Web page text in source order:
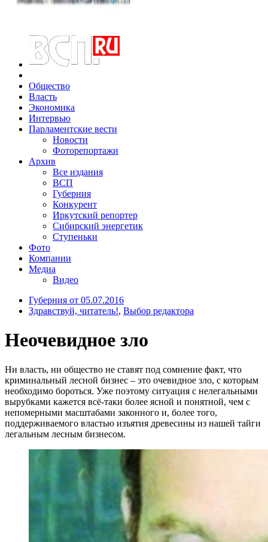
Общество
Власть
Экономика
Интервью
Парламентские вести
Новости
Фоторепортажи
Архив
Все издания
ВСП
Губерния
Конкурент
Иркутский репортер
Сибирский энергетик
Ступеньки
Фото
Компании
Медиа
Видео
Губерния от 05.07.2016
Здравствуй, читатель!, Выбор редактора
Неочевидное зло
Ни власть, ни общество не ставят под сомнение факт, что
криминальный лесной бизнес – это очевидное зло, с которым
необходимо бороться. Уже поэтому ситуация с нелегальными
вырубками кажется всё-таки более ясной и понятной, чем с
непомерными масштабами законного и, более того,
поддерживаемого властью изъятия древесины из нашей тайги
легальным лесным бизнесом.